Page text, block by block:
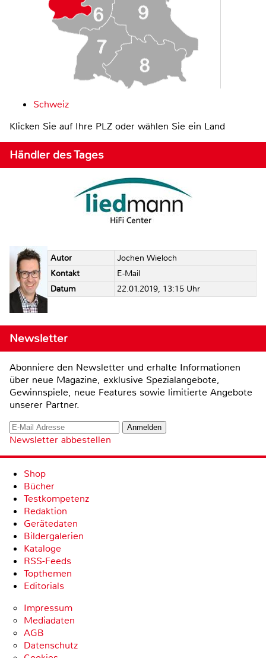
Schweiz
Klicken Sie auf Ihre PLZ oder wählen Sie ein Land
Händler des Tages
Autor
Jochen Wieloch
Kontakt
E-Mail
Datum
22.01.2019, 13:15 Uhr
Newsletter
Abonniere den Newsletter und erhalte Informationen
über neue Magazine, exklusive Spezialangebote,
Gewinnspiele, neue Features sowie limitierte Angebote
unserer Partner.
Newsletter abbestellen
Shop
Bücher
Testkompetenz
Redaktion
Gerätedaten
Bildergalerien
Kataloge
RSS-Feeds
Topthemen
Editorials
Impressum
Mediadaten
AGB
Datenschutz